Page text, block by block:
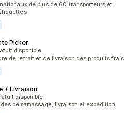
de plus de 60 transporteurs et
Picker
disponible
de retrait et de livraison des produits frais
+ Livraison
disponible
de ramassage, livraison et expédition